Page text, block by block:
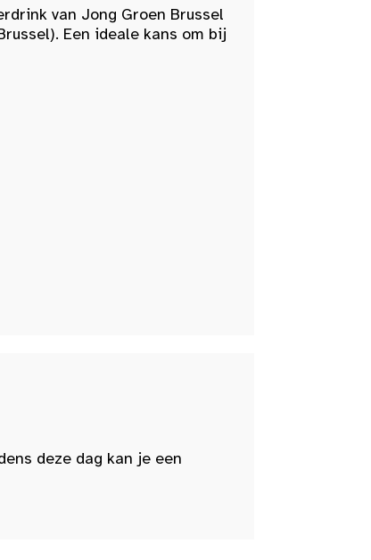
van Jong Groen Brussel
Een ideale kans om bij
deze dag kan je een